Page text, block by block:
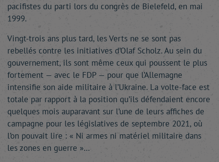
pacifistes du parti lors du congrès de Bielefeld, en mai
1999.
Vingt-trois ans plus tard, les Verts ne se sont pas
rebellés contre les initiatives d’Olaf Scholz. Au sein du
gouvernement, ils sont même ceux qui poussent le plus
fortement — avec le FDP — pour que l’Allemagne
intensifie son aide militaire à l’Ukraine. La volte-face est
totale par rapport à la position qu’ils défendaient encore
quelques mois auparavant sur l’une de leurs affiches de
campagne pour les législatives de septembre 2021, où
l’on pouvait lire : « Ni armes ni matériel militaire dans
les zones en guerre »…